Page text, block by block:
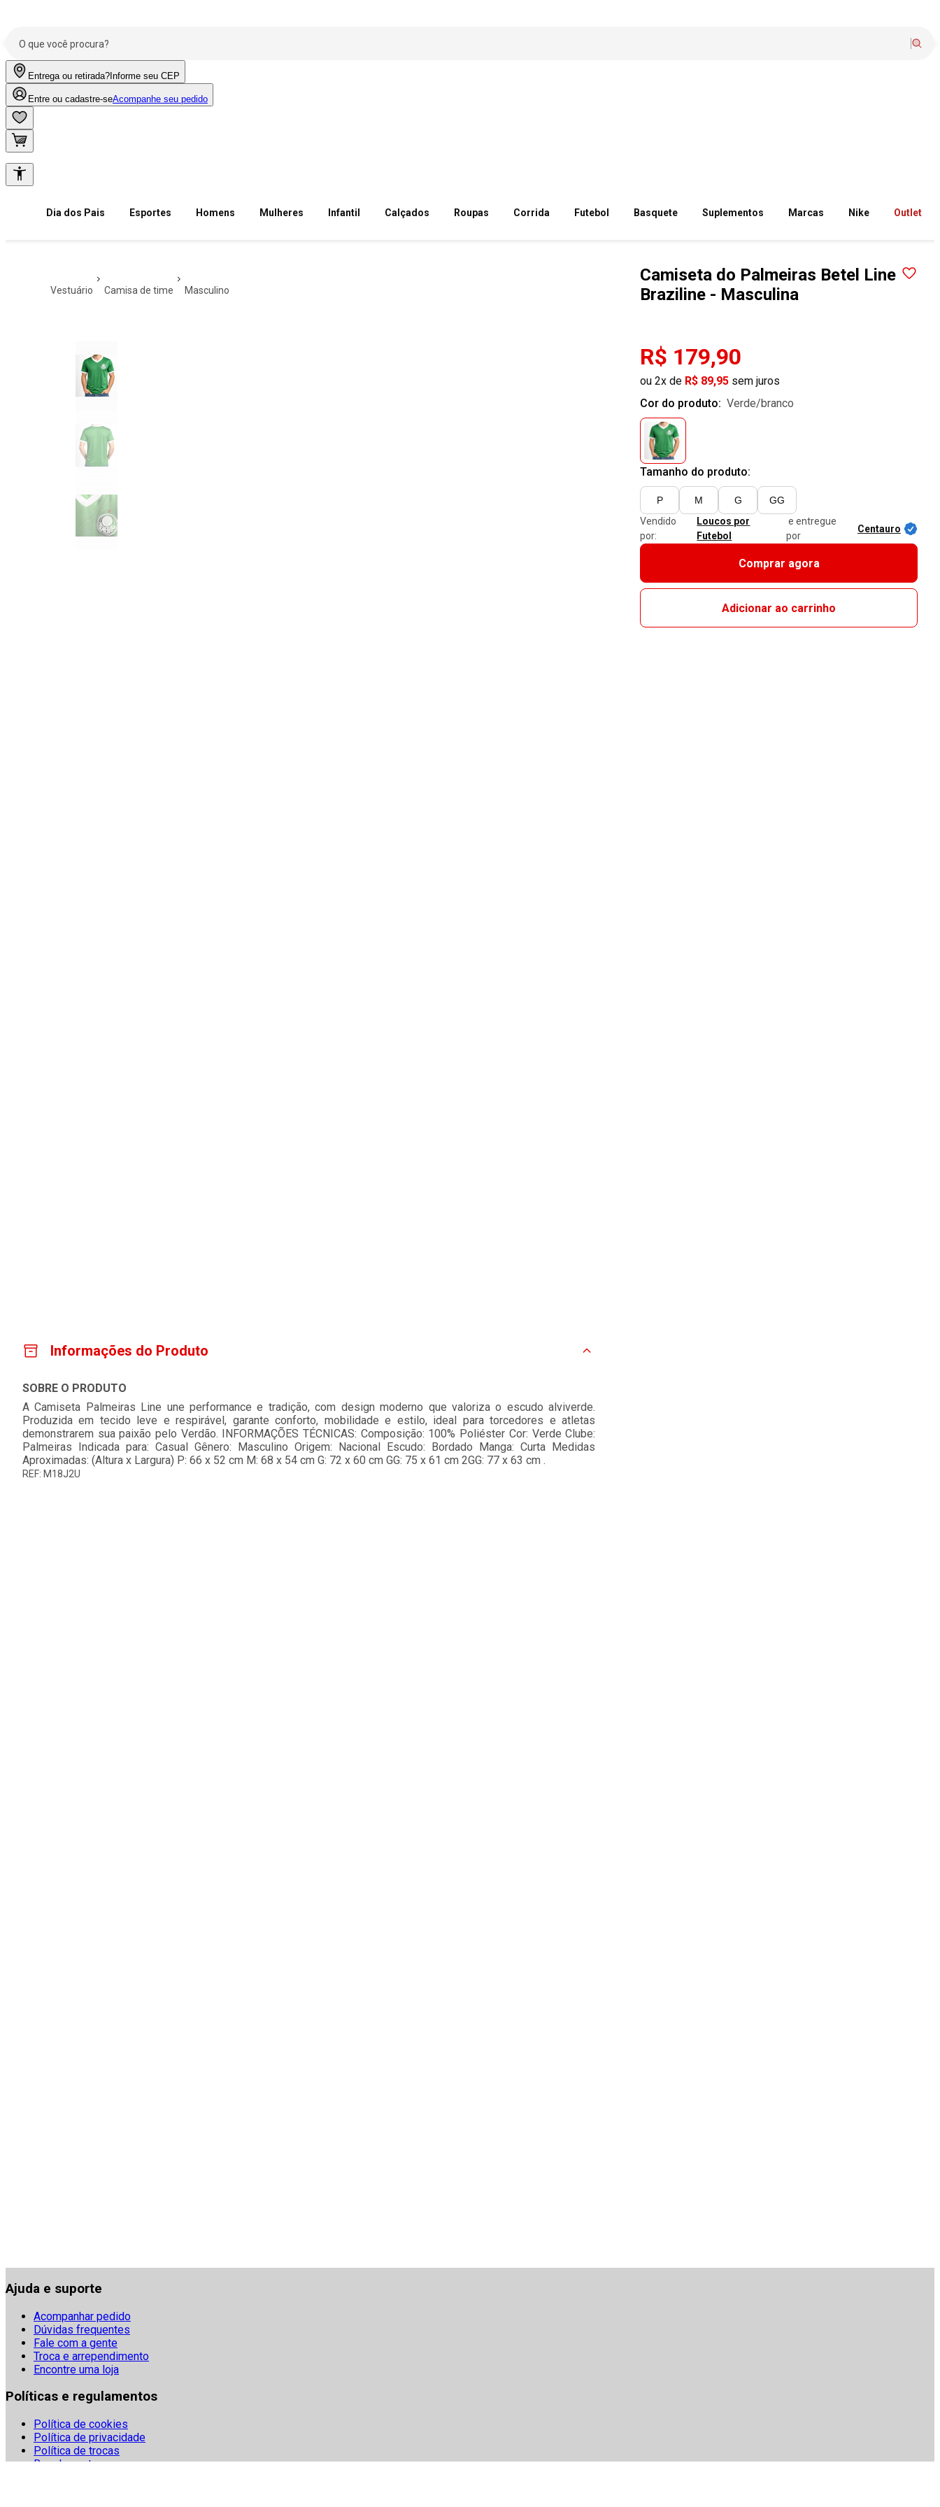
Entrega ou retirada? Informe seu CEP
Entre ou cadastre-seAcompanhe seu pedido
Dia dos Pais Esportes Homens Mulheres Infantil Calçados Roupas Corrida Futebol Basquete Suplementos Marcas Nike Outlet
vestuário camisa de time masculino
Camiseta do Palmeiras Betel Line
Braziline - Masculina
R$ 179,90
ou 2x de R$ 89,95 sem juros
Cor do produto:
verde/branco
Tamanho do produto:
P M G
GG
Vendido
por:
Loucos por
Futebol
e entregue
por
Centauro
Comprar agora
Adicionar ao carrinho
Informações do Produto
SOBRE O PRODUTO
A Camiseta Palmeiras Line une performance e tradição, com design moderno que valoriza o escudo alviverde.
Produzida em tecido leve e respirável, garante conforto, mobilidade e estilo, ideal para torcedores e atletas
demonstrarem sua paixão pelo Verdão. INFORMAÇÕES TÉCNICAS: Composição: 100% Poliéster Cor: Verde Clube:
Palmeiras Indicada para: Casual Gênero: Masculino Origem: Nacional Escudo: Bordado Manga: Curta Medidas
Aproximadas: (Altura x Largura) P: 66 x 52 cm M: 68 x 54 cm G: 72 x 60 cm GG: 75 x 61 cm 2GG: 77 x 63 cm .
REF: M18J2U
Ajuda e suporte
Acompanhar pedido
Dúvidas frequentes
Fale com a gente
Troca e arrependimento
Encontre uma loja
Políticas e regulamentos
Política de cookies
Política de privacidade
Política de trocas
Regulamentos